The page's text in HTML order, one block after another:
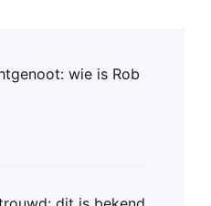
wie is Rob